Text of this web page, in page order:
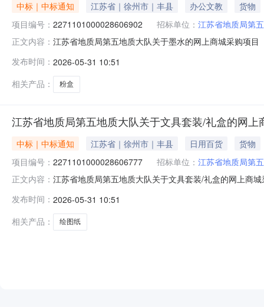
中标｜中标通知 江苏省｜徐州市｜丰县 办公文教
货物
项目编号： 2271101000028606902 招标单位： 江苏省地质局第
正文内容： 江苏省地质局第五地质大队关于墨水的网上商城采购项
1ZC32000000020260114863410.0项目所在行政区划编
发布时间： 2026-05-31 10:51
相关产品：
粉盒
江苏省地质局第五地质大队关于文具套装/礼盒的网上
中标｜中标通知 江苏省｜徐州市｜丰县 日用百货
货物
项目编号： 2271101000028606777 招标单位： 江苏省地质局第
正文内容： 江苏省地质局第五地质大队关于文具套装/礼盒的网上商
信息采购计划金额1ZC32000000020260114861330.0项
发布时间： 2026-05-31 10:51
相关产品：
绘图纸